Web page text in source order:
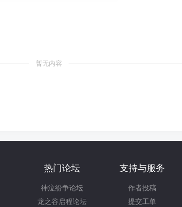
暂无内容
热门论坛
神泣纷争论坛
龙之谷启程论坛
支持与服务
作者投稿
提交工单